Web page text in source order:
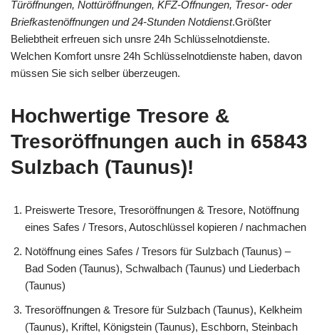
Türöffnungen, Nottüröffnungen, KFZ-Öffnungen, Tresor- oder
Briefkastenöffnungen und 24-Stunden Notdienst.Größter
Beliebtheit erfreuen sich unsre 24h Schlüsselnotdienste.
Welchen Komfort unsre 24h Schlüsselnotdienste haben, davon
müssen Sie sich selber überzeugen.
Hochwertige Tresore &
Tresoröffnungen auch in 65843
Sulzbach (Taunus)!
Preiswerte Tresore, Tresoröffnungen & Tresore, Notöffnung
eines Safes / Tresors, Autoschlüssel kopieren / nachmachen
Notöffnung eines Safes / Tresors für Sulzbach (Taunus) –
Bad Soden (Taunus), Schwalbach (Taunus) und Liederbach
(Taunus)
Tresoröffnungen & Tresore für Sulzbach (Taunus), Kelkheim
(Taunus), Kriftel, Königstein (Taunus), Eschborn, Steinbach